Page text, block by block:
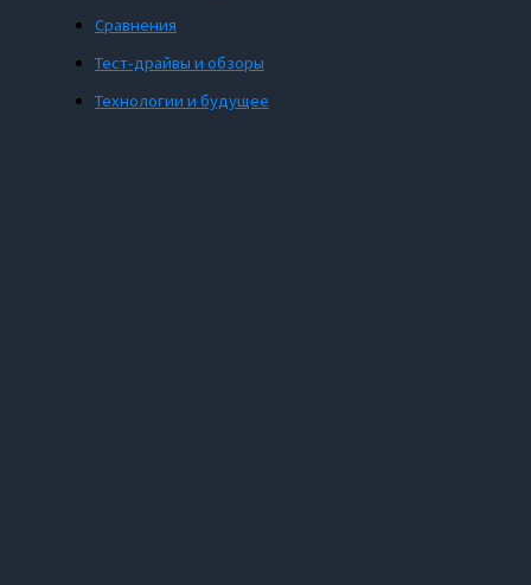
Сравнения
Тест-драйвы и обзоры
Технологии и будущее